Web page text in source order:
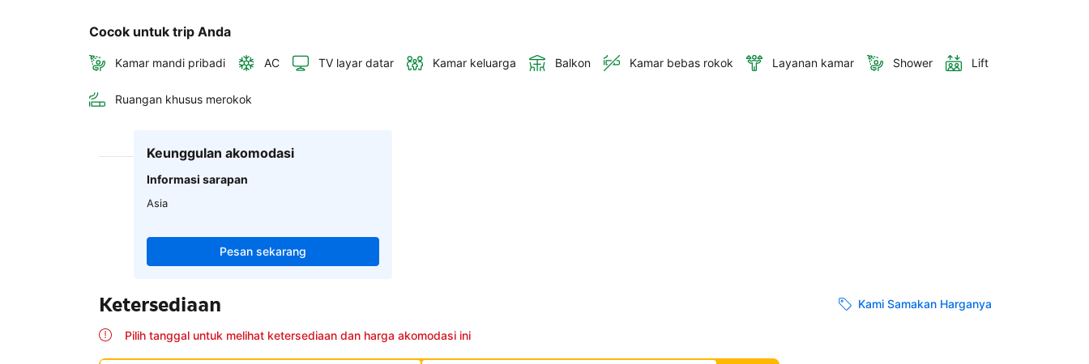
Cocok untuk trip Anda
Kamar mandi pribadi AC TV layar datar Kamar keluarga Balkon Kamar bebas rokok Layanan kamar Shower Lift
Ruangan khusus merokok
Keunggulan akomodasi
Informasi sarapan
Asia
Pesan sekarang
Ketersediaan Kami Samakan Harganya
Pilih tanggal untuk melihat ketersediaan dan harga akomodasi ini